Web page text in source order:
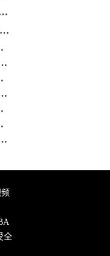
堡接近200万美元签下美国中场伯哈尔
哥！湖人旧将雷迪什之前在立陶宛联赛大杀四方
比赛，阿根廷
决经济问题？两代西班牙人的答案~
合唱，气氛直
与灰熊买断，表态想追随老詹去到新
破时刻！
，马萨拉是
园，被网红东北虎“二埋汰”狠狠“羞
全